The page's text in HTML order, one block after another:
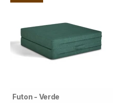
Futon - Verde